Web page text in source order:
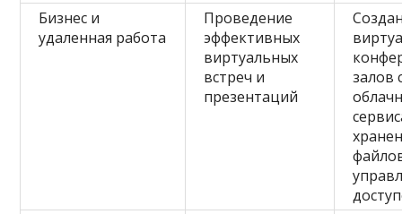
Бизнес и
удаленная работа
Проведение
эффективных
виртуальных
встреч и
презентаций
залов